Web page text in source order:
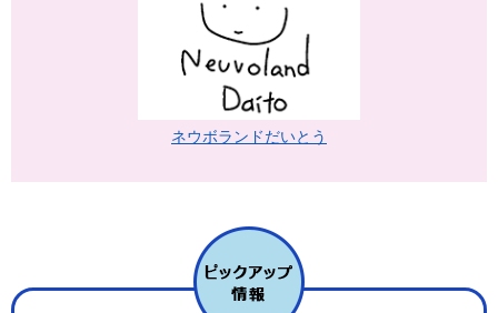
ネウボランドだいとう